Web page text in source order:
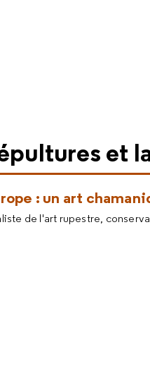
et
: un art
de l'art rupestre,